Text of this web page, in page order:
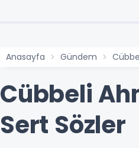
Anasayfa Gündem
Cübbeli
Sert Sözler